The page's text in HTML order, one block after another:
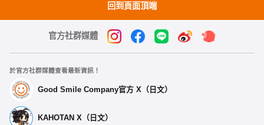
回到頁面頂端
官方社群媒體
於官方社群媒體查看最新資訊！
Good Smile Company官方 X（日文）
KAHOTAN X（日文）